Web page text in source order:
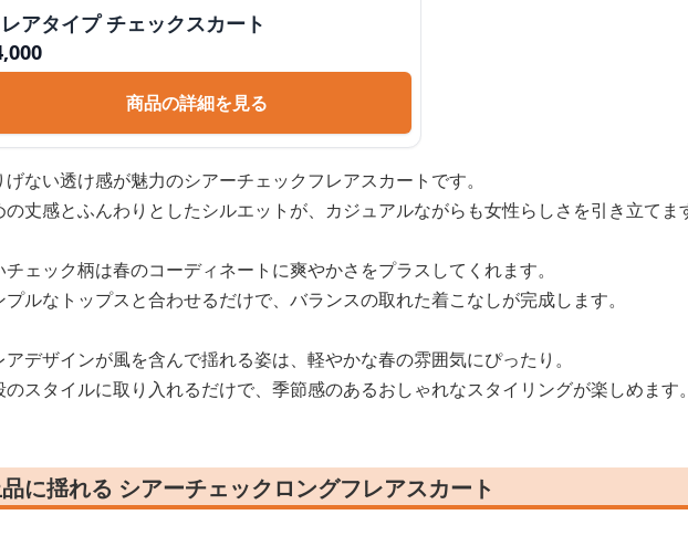
アタイプ チェックスカート
商品の詳細を見る
げない透け感が魅力のシアーチェックフレアスカートです。
の丈感とふんわりとしたシルエットが、カジュアルながらも女性らしさを引き立てま
チェック柄は春のコーディネートに爽やかさをプラスしてくれます。
プルなトップスと合わせるだけで、バランスの取れた着こなしが完成します。
アデザインが風を含んで揺れる姿は、軽やかな春の雰囲気にぴったり。
のスタイルに取り入れるだけで、季節感のあるおしゃれなスタイリングが楽しめます
に揺れる シアーチェックロングフレアスカート